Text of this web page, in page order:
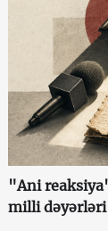
"Ani
milli